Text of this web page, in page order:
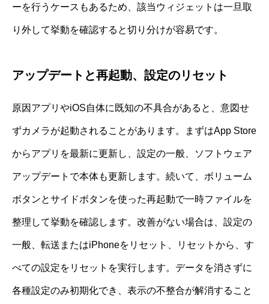
ーを行うケースもあるため、該当ウィジェットは一旦取
り外して挙動を確認すると切り分けが容易です。
アップデートと再起動、設定のリセット
原因アプリやiOS自体に既知の不具合があると、意図せ
ずカメラが起動されることがあります。まずはApp Store
からアプリを最新に更新し、設定の一般、ソフトウェア
アップデートで本体も更新します。続いて、ボリューム
ボタンとサイドボタンを使った再起動で一時ファイルを
整理して挙動を確認します。改善がない場合は、設定の
一般、転送またはiPhoneをリセット、リセットから、す
べての設定をリセットを実行します。データを消さずに
各種設定のみ初期化でき、表示の不整合が解消すること